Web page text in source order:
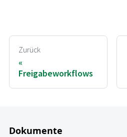
Zurück
Freigabeworkflows
Dokumente